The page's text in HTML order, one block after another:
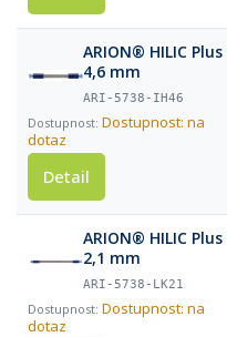
ARION® HILIC
4,6 mm
ARI-5738-IH46
Dostupnost: na
dotaz
Detail
ARION® HILIC
2,1 mm
ARI-5738-LK21
Dostupnost: na
dotaz